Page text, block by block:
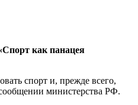
как панацея
спорт и, прежде всего,
министерства РФ.